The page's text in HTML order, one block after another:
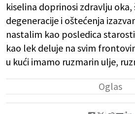
kiselina doprinosi zdravlju
degeneracije i oštećenja
nastalim kao posledica
kao lek deluje na svim
u kući imamo ruzmarin ulje,